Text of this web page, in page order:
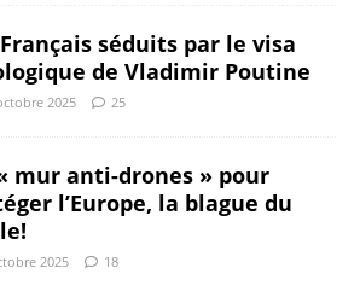
séduits par le visa
de Vladimir Poutine
2025 25
mur anti-drones » pour
l’Europe, la blague du
2025 18